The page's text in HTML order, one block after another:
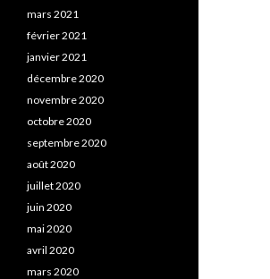
mars 2021
février 2021
janvier 2021
décembre 2020
novembre 2020
octobre 2020
septembre 2020
août 2020
juillet 2020
juin 2020
mai 2020
avril 2020
mars 2020